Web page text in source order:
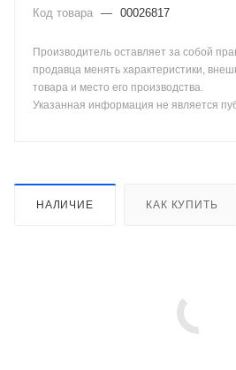
Код товара — 00026817
Производитель оставляет за собой
продавца менять характеристики,
товара и место его производства.
Указанная информация не является
НАЛИЧИЕ КАК КУПИТЬ